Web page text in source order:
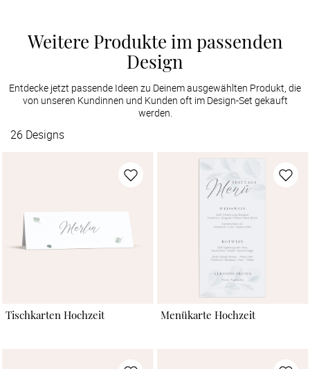
Weitere Produkte im passenden
Design
Entdecke jetzt passende Ideen zu Deinem ausgewählten Produkt, die
von unseren Kundinnen und Kunden oft im Design-Set gekauft
werden.
26 Designs
Tischkarten Hochzeit Menükarte Hochzeit